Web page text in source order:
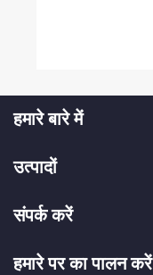
हमारे बारे में
उत्पादों
संपर्क करें
हमारे पर का पालन करें